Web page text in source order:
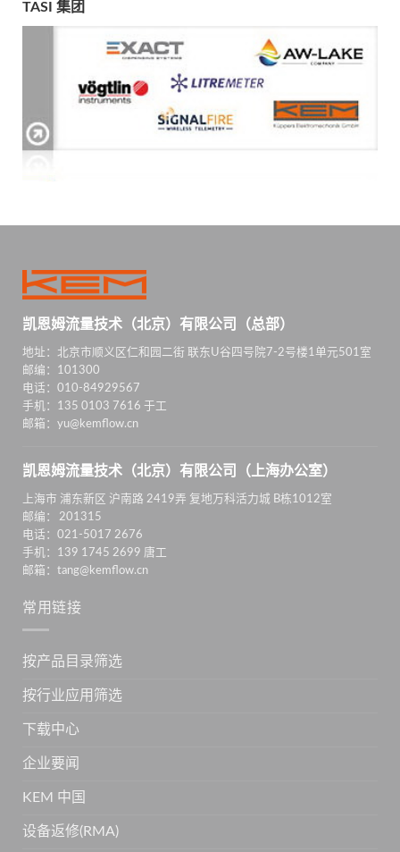
TASI 集团
凯恩姆流量技术（北京）有限公司（总部）
地址：北京市顺义区仁和园二街 联东U谷四号院7-2号楼1单元501室
邮编：101300
电话：010-84929567
手机：135 0103 7616 于工
邮箱：yu@kemflow.cn
凯恩姆流量技术（北京）有限公司（上海办公室）
上海市 浦东新区 沪南路 2419弄 复地万科活力城 B栋1012室
邮编： 201315
电话：021-5017 2676
手机：139 1745 2699 唐工
邮箱：tang@kemflow.cn
常用链接
按产品目录筛选
按行业应用筛选
下载中心
企业要闻
KEM 中国
设备返修(RMA)